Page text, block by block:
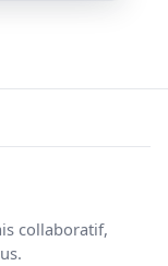
collaboratif,